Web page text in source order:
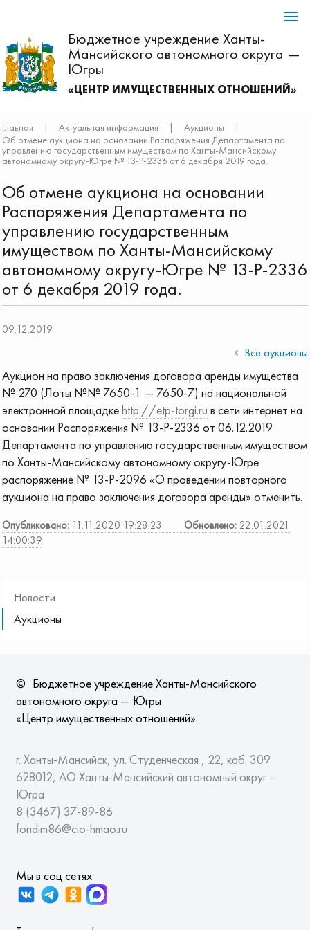
Бюджетное учреждение Ханты-
Мансийского автономного округа —
Югры
«ЦЕНТР ИМУЩЕСТВЕННЫХ ОТНОШЕНИЙ»
Главная | Актуальная информация | Аукционы
|
Об отмене аукциона на основании Распоряжения Департамента по
управлению государственным имуществом по Ханты-Мансийскому
автономному округу-Югре № 13-Р-2336 от 6 декабря 2019 года.
Об отмене аукциона на основании
Распоряжения Департамента по
управлению государственным
имуществом по Ханты-Мансийскому
автономному округу-Югре № 13-Р-2336
от 6 декабря 2019 года.
09.12.2019
Все аукционы
Аукцион на право заключения договора аренды имущества
№ 270 (Лоты №№ 7650-1 — 7650-7) на национальной
электронной площадкеhttp://etp-torgi.ru в сети интернет на
основании Распоряжения № 13-Р-2336 от 06.12.2019
Департамента по управлению государственным имуществом
по Ханты-Мансийскому автономному округу-Югре
распоряжение № 13-Р-2096 «О проведении повторного
аукциона на право заключения договора аренды» отменить.
Опубликовано: 11.11.2020 19:28:23 Обновлено: 22.01.2021
14:00:39
Новости
Аукционы
© Бюджетное учреждение Ханты-Мансийского
автономного округа — Югры
«Центр имущественных отношений»
г. Ханты-Мансийск, ул. Студенческая , 22, каб. 309
628012, АО Ханты-Мансийский автономный округ –
Югра
8 (3467) 37-89-86
fondim86@cio-hmao.ru
Мы в соц сетях